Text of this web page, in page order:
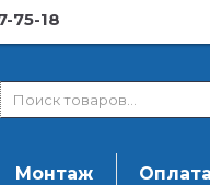
75-18
Монтаж Оплата